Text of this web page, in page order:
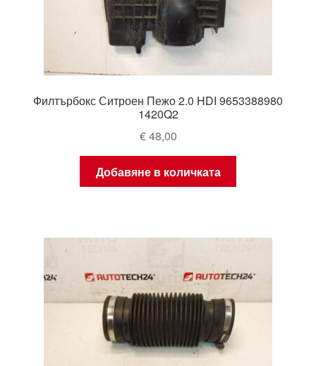
Филтърбокс Ситроен Пежо 2.0 HDI 9653388980
1420Q2
€48,00
Добавяне в количката